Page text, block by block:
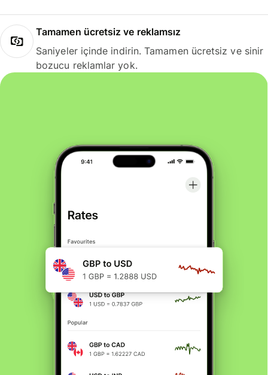
Tamamen ücretsiz ve reklamsız
Saniyeler içinde indirin. Tamamen ücretsiz ve sinir
bozucu reklamlar yok.